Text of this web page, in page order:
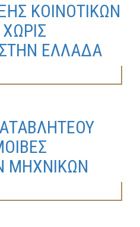
ΚΟΙΝΟΤΙΚΩΝ
ΕΛΛΑΔΑ
ΜΗΧΝΙΚΩΝ